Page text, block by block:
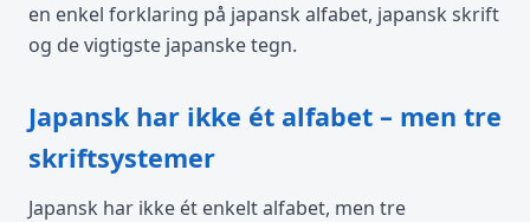
en enkel forklaring på japansk alfabet, japansk skrift
og de vigtigste japanske tegn.
Japansk har ikke ét alfabet – men tre
skriftsystemer
Japansk har ikke ét enkelt alfabet, men tre